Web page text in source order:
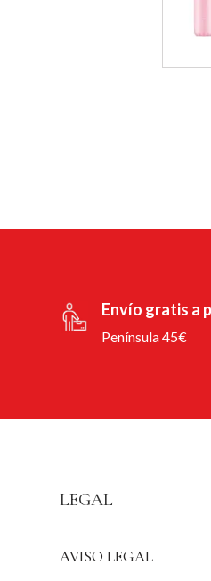
Envío gratis a
Península 45€
LEGAL
AVISO LEGAL